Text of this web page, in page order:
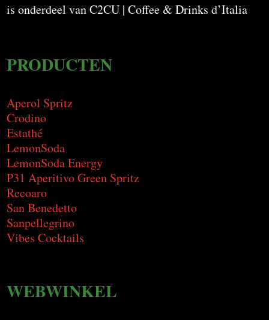
is onderdeel van C2CU | Coffee & Drinks d’Italia
PRODUCTEN
Aperol Spritz
Crodino
Estathé
LemonSoda
LemonSoda Energy
P31 Aperitivo Green Spritz
Recoaro
San Benedetto
Sanpellegrino
Vibes Cocktails
WEBWINKEL